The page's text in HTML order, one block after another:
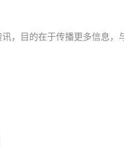
，目的在于传播更多信息